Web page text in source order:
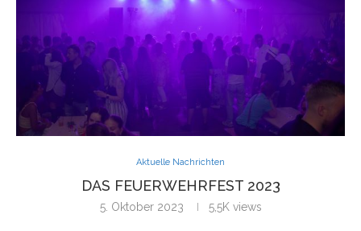
Aktuelle Nachrichten
DAS FEUERWEHRFEST 2023
5. Oktober 2023 5,5K views